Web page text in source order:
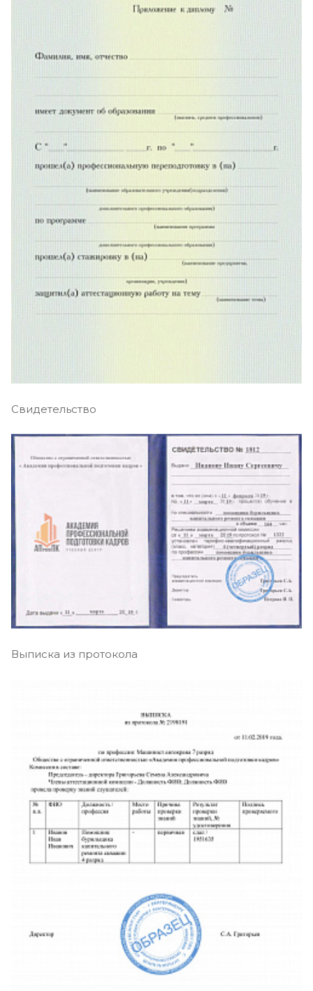
Свидетельство
Выписка из протокола